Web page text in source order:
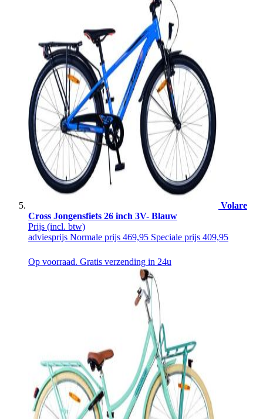
Volare
Cross Jongensfiets 26 inch 3V- Blauw
Prijs (incl. btw)
adviesprijs Normale prijs 469,95 Speciale prijs 409,95
Op voorraad. Gratis verzending in 24u